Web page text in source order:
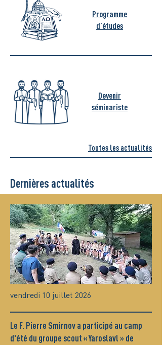
Programme
d'études
Devenir
séminariste
Toutes les actualités
Dernières actualités
vendredi 10 juillet 2026
Le F. Pierre Smirnov a participé au camp
d'été du groupe scout « Yaroslavl » de